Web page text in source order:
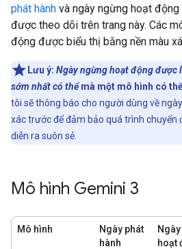
phát hành và ngày ngừng hoạt
được theo dõi trên trang này. Các
động được biểu thị bằng nền màu
Lưu ý: Ngày ngừng hoạt động được
sớm nhất có thểmà một mô hình có
tôi sẽ thông báo cho người dùng về
xác trước để đảm bảo quá trình chuyển
diễn ra suôn sẻ.
Mô hình Gemini 3
Mô hình
Ngày phát
hành
hoạt